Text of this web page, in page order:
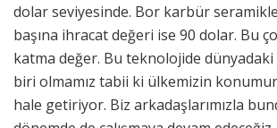
dolar seviyesinde. Bor karbür
başına ihracat değeri ise 90 dolar. Bu
katma değer. Bu teknolojide
biri olmamız tabii ki ülkemizin
hale getiriyor. Biz arkadaşlarımızla